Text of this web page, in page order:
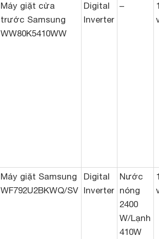
Máy giặt cửa
trước Samsung
WW80K5410WW
Digital
Inverter
–
Máy giặt Samsung
WF792U2BKWQ/SV
Digital
Inverter
Nước
nóng
2400
W/Lạnh
410W